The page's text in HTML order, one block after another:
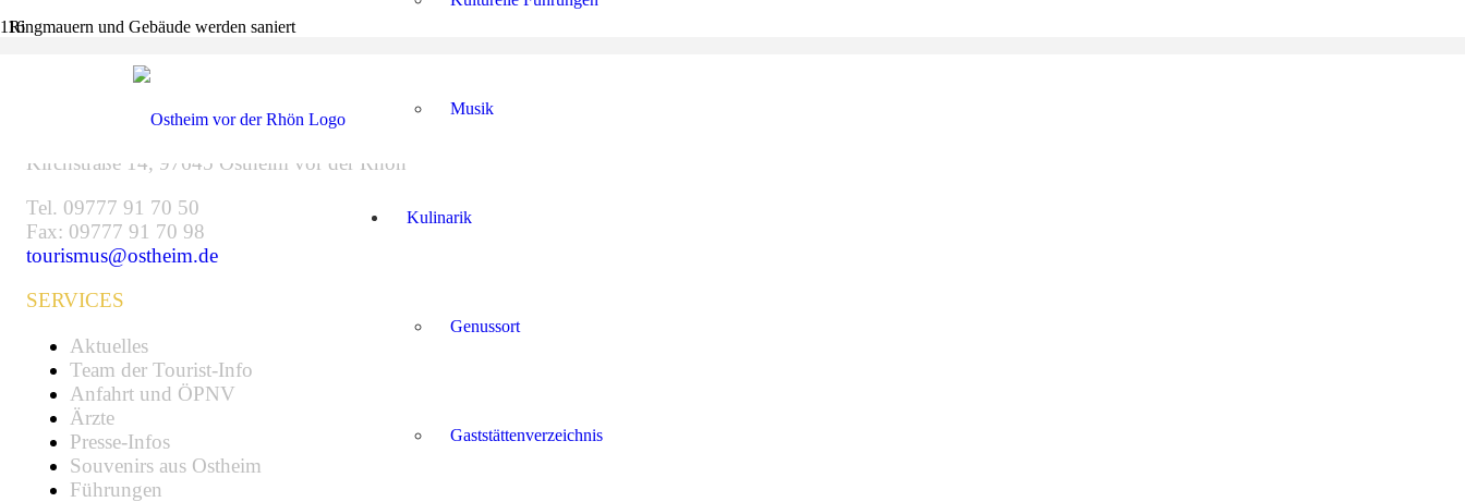
Musik
Kulinarik
Genussort
Gaststättenverzeichnis
Ringmauern und Gebäude werden saniert
© 2021 Tourist-Info
Kirchstraße 14, 97645 Ostheim vor der Rhön
Tel. 09777 91 70 50
Fax: 09777 91 70 98
tourismus@ostheim.de
SERVICES
Aktuelles
Team der Tourist-Info
Anfahrt und ÖPNV
Ärzte
Presse-Infos
Souvenirs aus Ostheim
Führungen